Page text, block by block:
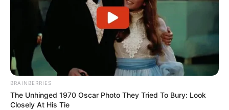
BRAINBERRIES
The Unhinged 1970 Oscar Photo They Tried To Bury: Look
Closely At His Tie